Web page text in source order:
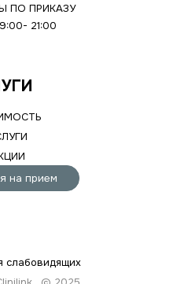
ПО ПРИКАЗУ
21:00
на прием
слабовидящих